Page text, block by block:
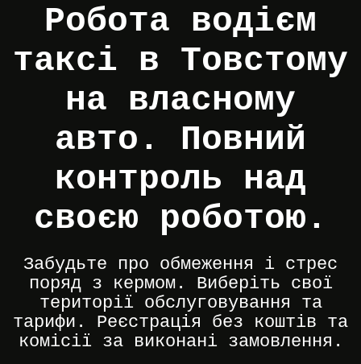
Робота водієм
таксі в Товстому
на власному
авто. Повний
контроль над
своєю роботою.
Забудьте про обмеження і стрес
поряд з кермом. Виберіть свої
території обслуговування та
тарифи. Реєстрація без коштів та
комісії за виконані замовлення.